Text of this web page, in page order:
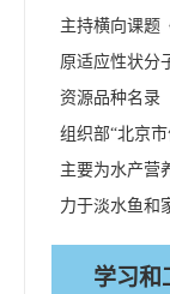
主持横向课题
原适应性状分
资源品种名录
组织部“北京
主要为水产营
力于淡水鱼和
学习和